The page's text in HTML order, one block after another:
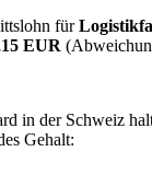
für
EUR
in der Schweiz
Gehalt: